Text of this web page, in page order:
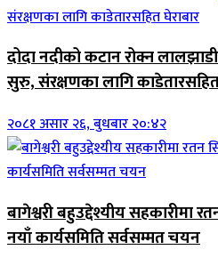
दोदा नदीको कटान रोक्न
सुरु, संरक्षणका लागि
२०८१ असार २६, बुधबार २०:४२
बागेश्वरी बहुउद्देश्यीय सहकारीमा
नयाँ कार्यसमिति सर्वसम्मत चयन